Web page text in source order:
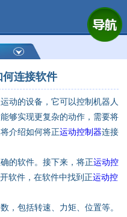
公司简介
产品展示
运动控制器
定制数控系统
技术资讯
何连接软件
动的设备，它可以控制机器人
够实现更复杂的动作，需要将
介绍如何将正运动控制器连接
的软件。接下来，将正运动控
软件，在软件中找到正运动控
，包括转速、力矩、位置等。